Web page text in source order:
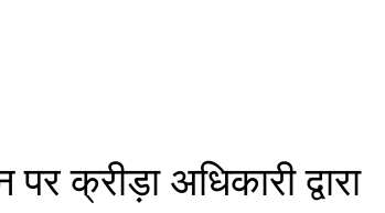
क्रीड़ा अधिकारी द्वारा